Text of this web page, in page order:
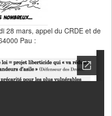
28 mars, appel du CRDE et de
Pau :